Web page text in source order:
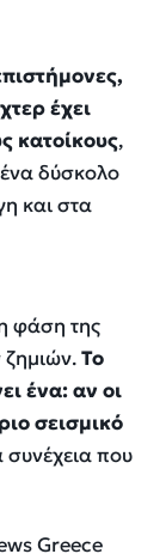
έχει
κατοίκους,
ένα δύσκολο
και στα
φάση της
Το
ένα: αν οι
σεισμικό
συνέχεια που
Greece